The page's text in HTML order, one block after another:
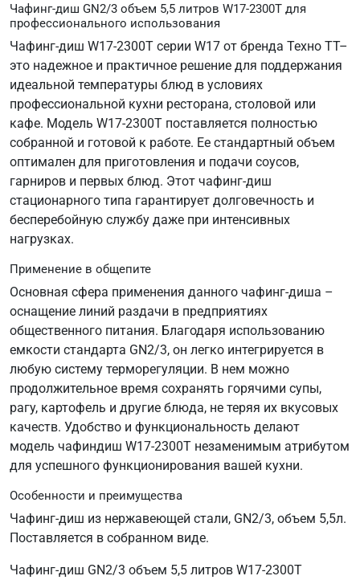
Чафинг-диш GN2/3 объем 5,5 литров W17-2300T для
профессионального использования
Чафинг-диш W17-2300T серии W17 от бренда Техно ТТ–
это надежное и практичное решение для поддержания
идеальной температуры блюд в условиях
профессиональной кухни ресторана, столовой или
кафе. Модель W17-2300T поставляется полностью
собранной и готовой к работе. Ее стандартный объем
оптимален для приготовления и подачи соусов,
гарниров и первых блюд. Этот чафинг-диш
стационарного типа гарантирует долговечность и
бесперебойную службу даже при интенсивных
нагрузках.
Применение в общепите
Основная сфера применения данного чафинг-диша –
оснащение линий раздачи в предприятиях
общественного питания. Благодаря использованию
емкости стандарта GN2/3, он легко интегрируется в
любую систему терморегуляции. В нем можно
продолжительное время сохранять горячими супы,
рагу, картофель и другие блюда, не теряя их вкусовых
качеств. Удобство и функциональность делают
модель чафиндиш W17-2300T незаменимым атрибутом
для успешного функционирования вашей кухни.
Особенности и преимущества
Чафинг-диш из нержавеющей стали, GN2/3, объем 5,5л.
Поставляется в собранном виде.
Чафинг-диш GN2/3 объем 5,5 литров W17-2300T